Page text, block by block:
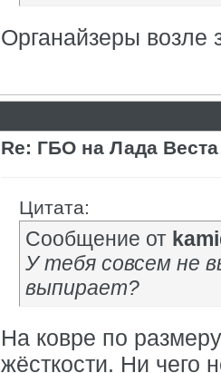
Органайзеры
Re: ГБО на Лада Веста
Цитата:
Сообщение от
У тебя совсем не
выпирает?
На ковре по
жёсткости. Ни чего